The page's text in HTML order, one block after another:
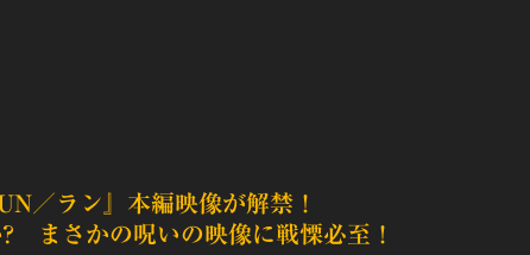
／ラン』本編映像が解禁！
まさかの呪いの映像に戦慄必至！